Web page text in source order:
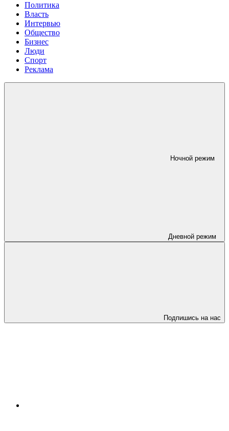
Политика
Власть
Интервью
Общество
Бизнес
Люди
Спорт
Реклама
Ночной режим
Дневной режим
Подпишись на нас